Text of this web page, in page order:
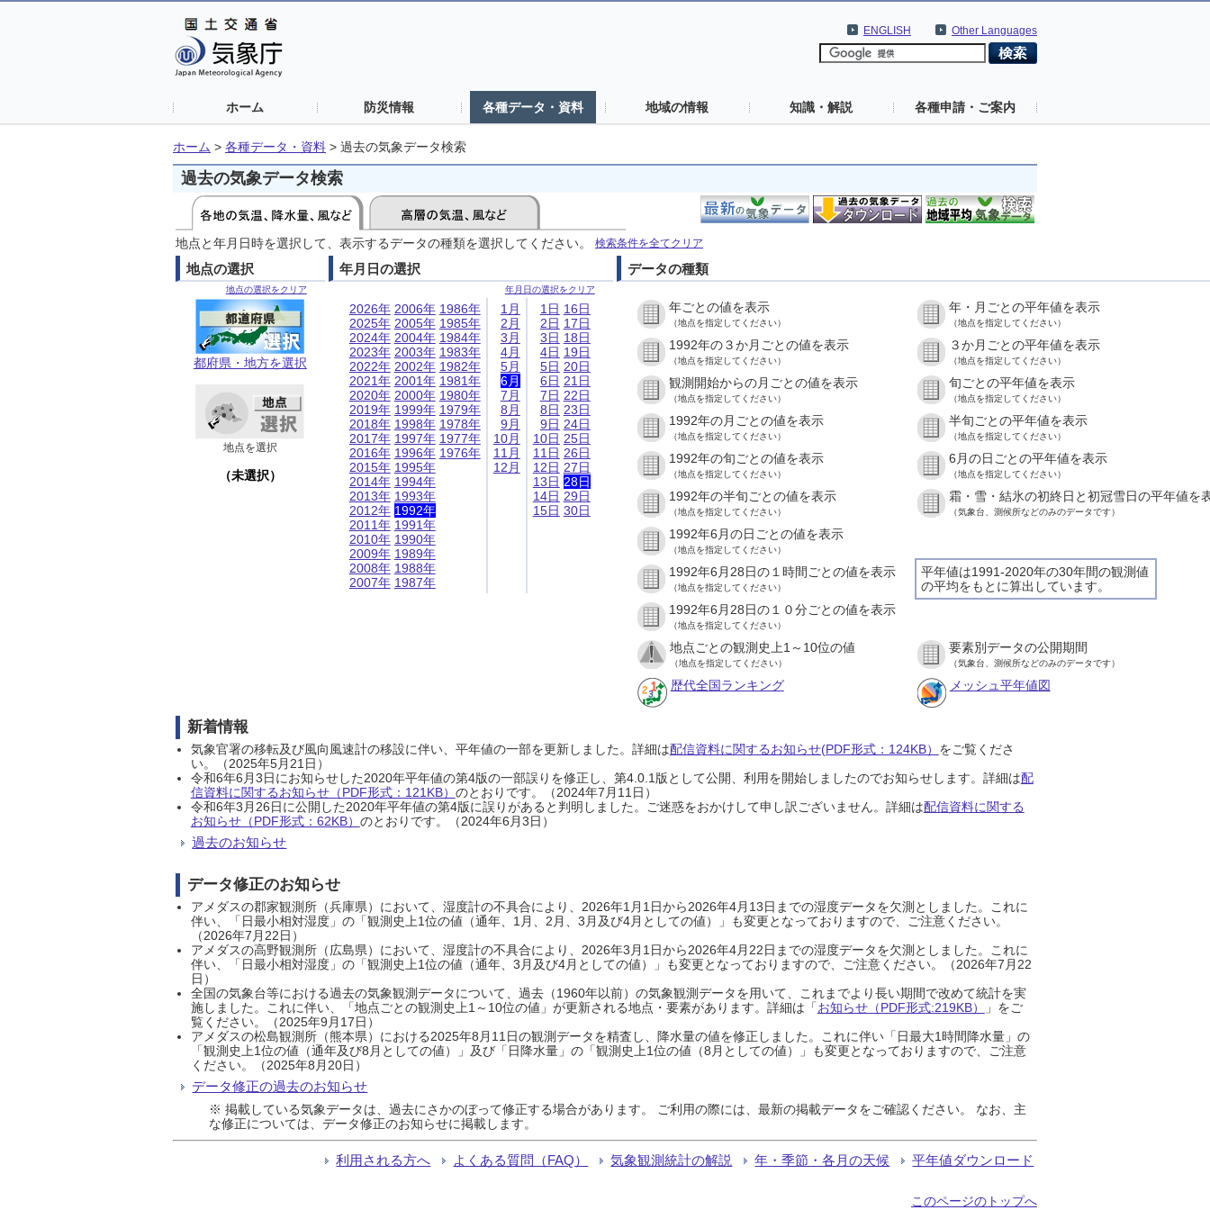
Other Languages
ENGLISH
ホーム 防災情報 各種データ・資料 地域の情報 知識・解説 各種申請・ご案内
ホーム > 各種データ・資料 > 過去の気象データ検索
過去の気象データ検索
地点と年月日時を選択して、表示するデータの種類を選択してください。 検索条件を全てクリア
地点の選択
地点の選択をクリア
都府県・地方を選択
地点を選択
（未選択）
年月日の選択
年月日の選択をクリア
2026年
2025年
2024年
2023年
2022年
2021年
2020年
2019年
2018年
2017年
2016年
2015年
2014年
2013年
2012年
2011年
2010年
2009年
2008年
2007年
2006年
2005年
2004年
2003年
2002年
2001年
2000年
1999年
1998年
1997年
1996年
1995年
1994年
1993年
1992年
1991年
1990年
1989年
1988年
1987年
1986年
1985年
1984年
1983年
1982年
1981年
1980年
1979年
1978年
1977年
1976年
1月
2月
3月
4月
5月
6月
7月
8月
9月
10月
11月
12月
1日
2日
3日
4日
5日
6日
7日
8日
9日
10日
11日
12日
13日
14日
15日
16日
17日
18日
19日
20日
21日
22日
23日
24日
25日
26日
27日
28日
29日
30日
データの種類
年ごとの値を表示
（地点を指定してください）
年・月ごとの平年値を表示
（地点を指定してください）
1992年の３か月ごとの値を表示
（地点を指定してください）
３か月ごとの平年値を表示
（地点を指定してください）
観測開始からの月ごとの値を表示
（地点を指定してください）
旬ごとの平年値を表示
（地点を指定してください）
1992年の月ごとの値を表示
（地点を指定してください）
半旬ごとの平年値を表示
（地点を指定してください）
1992年の旬ごとの値を表示
（地点を指定してください）
6月の日ごとの平年値を表示
（地点を指定してください）
1992年の半旬ごとの値を表示
（地点を指定してください）
霜・雪・結氷の初終日と初冠雪日の平年値を
（気象台、測候所などのみのデータです）
1992年6月の日ごとの値を表示
（地点を指定してください）
平年値は1991-2020年の30年間の観測値
の平均をもとに算出しています。
1992年6月28日の１時間ごとの値を表示
（地点を指定してください）
1992年6月28日の１０分ごとの値を表示
（地点を指定してください）
地点ごとの観測史上1～10位の値
（地点を指定してください）
要素別データの公開期間
（気象台、測候所などのみのデータです）
歴代全国ランキング メッシュ平年値図
新着情報
気象官署の移転及び風向風速計の移設に伴い、平年値の一部を更新しました。詳細は配信資料に関するお知らせ(PDF形式：124KB） をご覧くださ
い。（2025年5月21日）
令和6年6月3日にお知らせした2020年平年値の第4版の一部誤りを修正し、第4.0.1版として公開、利用を開始しましたのでお知らせします。詳細は配
信資料に関するお知らせ（PDF形式：121KB） のとおりです。（2024年7月11日）
令和6年3月26日に公開した2020年平年値の第4版に誤りがあると判明しました。ご迷惑をおかけして申し訳ございません。詳細は配信資料に関する
お知らせ（PDF形式：62KB） のとおりです。（2024年6月3日）
過去のお知らせ
データ修正のお知らせ
アメダスの郡家観測所（兵庫県）において、湿度計の不具合により、2026年1月1日から2026年4月13日までの湿度データを欠測としました。これに
伴い、「日最小相対湿度」の「観測史上1位の値（通年、1月、2月、3月及び4月としての値）」も変更となっておりますので、ご注意ください。
（2026年7月22日）
アメダスの高野観測所（広島県）において、湿度計の不具合により、2026年3月1日から2026年4月22日までの湿度データを欠測としました。これに
伴い、「日最小相対湿度」の「観測史上1位の値（通年、3月及び4月としての値）」も変更となっておりますので、ご注意ください。（2026年7月22
日）
全国の気象台等における過去の気象観測データについて、過去（1960年以前）の気象観測データを用いて、これまでより長い期間で改めて統計を実
施しました。これに伴い、「地点ごとの観測史上1～10位の値」が更新される地点・要素があります。詳細は「お知らせ（PDF形式:219KB）
」をご
覧ください。（2025年9月17日）
アメダスの松島観測所（熊本県）における2025年8月11日の観測データを精査し、降水量の値を修正しました。これに伴い「日最大1時間降水量」の
「観測史上1位の値（通年及び8月としての値）」及び「日降水量」の「観測史上1位の値（8月としての値）」も変更となっておりますので、ご注意
ください。（2025年8月20日）
データ修正の過去のお知らせ
※ 掲載している気象データは、過去にさかのぼって修正する場合があります。 ご利用の際には、最新の掲載データをご確認ください。 なお、主
な修正については、データ修正のお知らせに掲載します。
利用される方へ よくある質問（FAQ） 気象観測統計の解説 年・季節・各月の天候 平年値ダウンロード
このページのトップへ